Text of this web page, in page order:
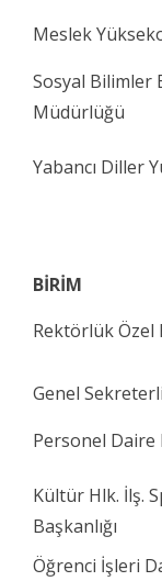
Meslek
Sosyal Bilimler
Müdürlüğü
Yabancı Diller
BİRİM
Rektörlük Özel
Genel
Personel Daire
Kültür Hlk. İlş.
Başkanlığı
Öğrenci İşleri